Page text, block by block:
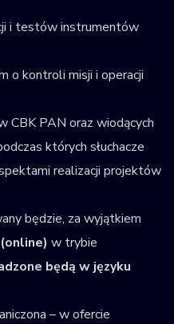
i testów instrumentów
o kontroli misji i operacji
CBK PAN oraz wiodących
których słuchacze
realizacji projektów
będzie, za wyjątkiem
w trybie
będą w języku
– w ofercie